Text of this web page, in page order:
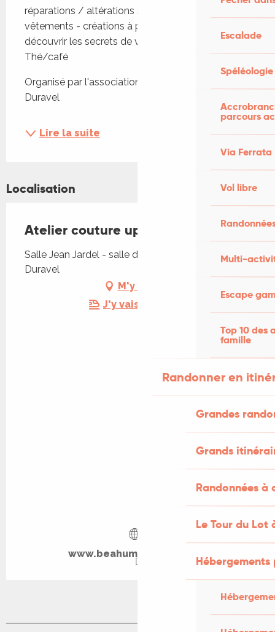
Escalade
Spéléologie
parcours
Via Ferrata
Vol libre
Multi-
Escape
Top 10 des
famille
Randonner en
Grandes
Grands
Randonnées
Le Tour du Lot
réparations / altérations simples de vos
vêtements - créations à partir de bouts de tissu -
découvrir les secrets de votre machine à coudre
Thé/café
Organisé par l'association Lot Climate Café de
Duravel
Lire la suite
Localisation
Atelier couture upcycling
Salle Jean Jardel - salle des associations, 46700
Duravel
M'y rendre
J'y vais en train !
www.beahummingbird.info